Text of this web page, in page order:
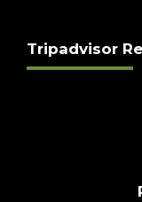
Tripadvisor